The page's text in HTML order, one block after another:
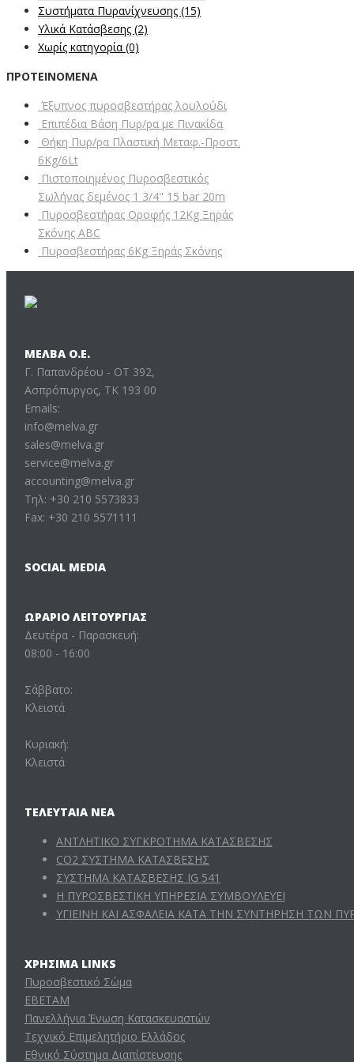
Συστήματα Πυρανίχνευσης (15)
Υλικά Κατάσβεσης (2)
Χωρίς κατηγορία (0)
ΠΡΟΤΕΙΝΌΜΕΝΑ
Έξυπνος πυροσβεστήρας λουλούδι
Επιπέδια Βάση Πυρ/ρα με Πινακίδα
Θήκη Πυρ/ρα Πλαστική Μεταφ.-Προστ.
6Kg/6Lt
Πιστοποιημένος Πυροσβεστικός
Σωλήνας δεμένος 1 3/4" 15 bar 20m
Πυροσβεστήρας Οροφής 12Kg Ξηράς
Σκόνης ABC
Πυροσβεστήρας 6Kg Ξηράς Σκόνης
ΜΕΛΒΑ Ο.Ε.
Γ. Παπανδρέου - ΟΤ 392,
Ασπρόπυργος, ΤΚ 193 00
Emails:
info@melva.gr
sales@melva.gr
service@melva.gr
accounting@melva.gr
Τηλ: +30 210 5573833
Fax: +30 210 5571111
SOCIAL MEDIA
ΩΡΆΡΙΟ ΛΕΙΤΟΥΡΓΊΑΣ
Δευτέρα - Παρασκευή:
08:00 - 16:00
Σάββατο:
Κλειστά
Κυριακή:
Κλειστά
ΤΕΛΕΥΤΑΊΑ ΝΈΑ
ΑΝΤΛΗΤΙΚΟ ΣΥΓΚΡΟΤΗΜΑ ΚΑΤΑΣΒΕΣΗΣ
CO2 ΣΥΣΤΗΜΑ ΚΑΤΑΣΒΕΣΗΣ
ΣΥΣΤΗΜΑ ΚΑΤΑΣΒΕΣΗΣ IG 541
Η ΠΥΡΟΣΒΕΣΤΙΚΗ ΥΠΗΡΕΣΙΑ ΣΥΜΒΟΥΛΕΥΕΙ
ΥΓΙΕΙΝΗ ΚΑΙ ΑΣΦΑΛΕΙΑ ΚΑΤΑ ΤΗΝ ΣΥΝΤΗΡΗΣΗ ΤΩΝ
ΧΡΉΣΙΜΑ LINKS
Πυροσβεστικό Σώμα
ΕΒΕΤΑΜ
Πανελλήνια Ένωση Κατασκευαστών
Τεχνικό Επιμελητήριο Ελλάδος
Εθνικό Σύστημα Διαπίστευσης